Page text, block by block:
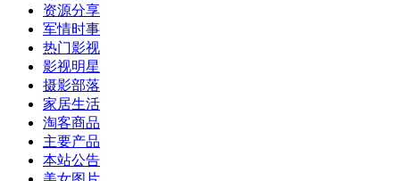
资源分享
军情时事
热门影视
影视明星
摄影部落
家居生活
淘客商品
主要产品
本站公告